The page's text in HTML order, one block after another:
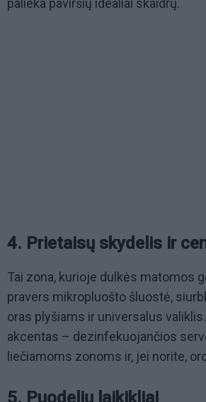
palieka paviršių idealiai skaidrų.
4. Prietaisų skydelis ir
Tai zona, kurioje dulkės matomos
pravers mikropluošto šluostė,
oras plyšiams ir universalus
akcentas – dezinfekuojančios
liečiamoms zonoms ir, jei norite,
5. Puodelių laikikliai